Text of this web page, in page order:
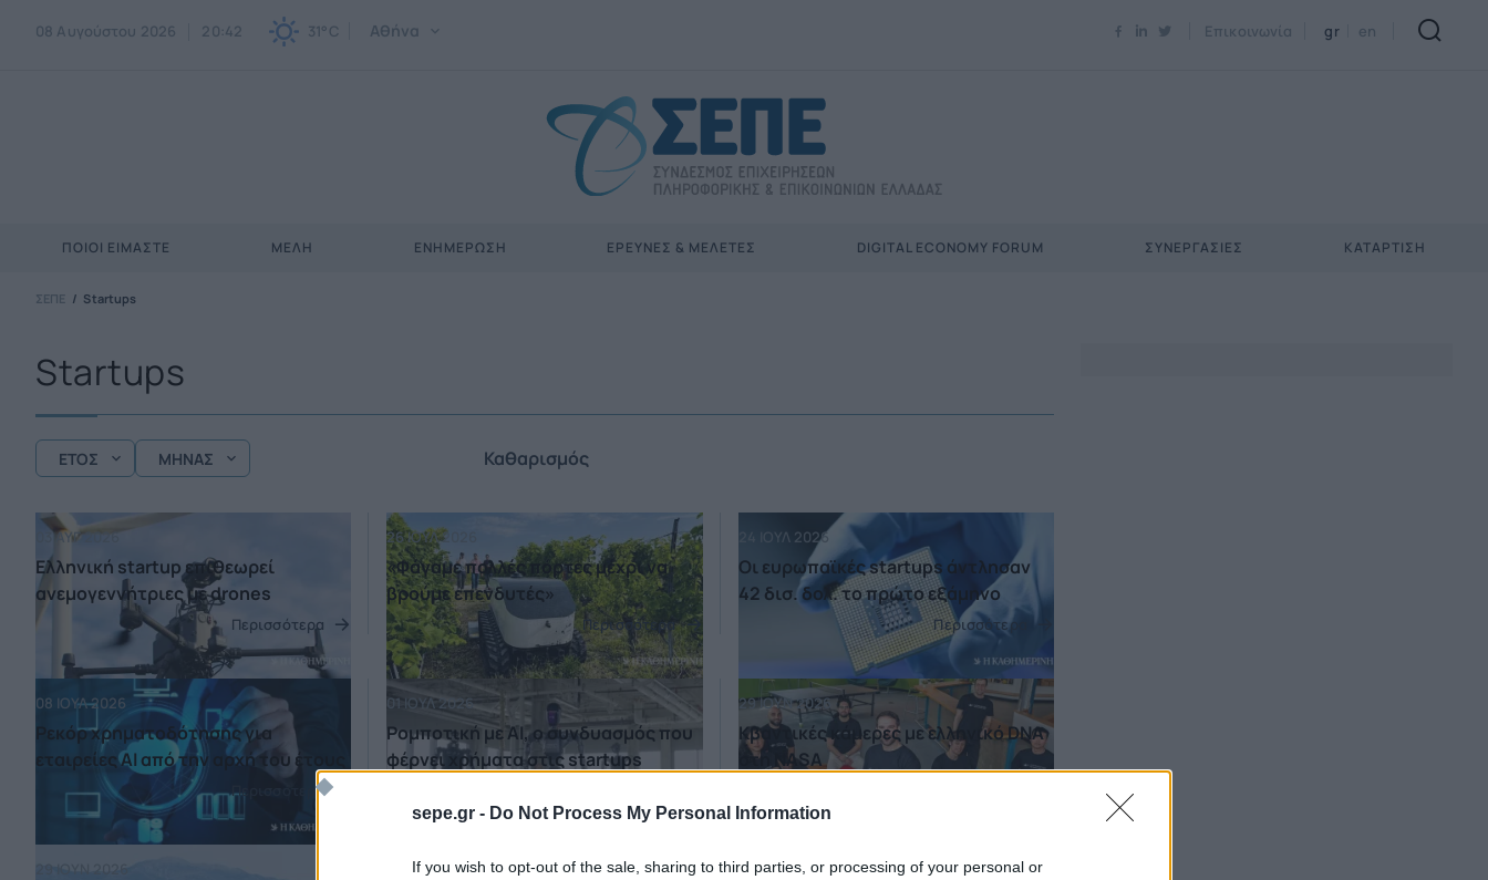
sepe.gr - Do Not Process My Personal Information
If you wish to opt-out of the sale, sharing to third parties, or processing of your personal or
08 Αυγούστου 2026 20:42 31°C Αθήνα Επικοινωνία gr en
ΠΟΙΟΙ ΕΊΜΑΣΤΕ ΜΈΛΗ ΕΝΗΜΕΡΩΣΗ ΈΡΕΥΝΕΣ & ΜΕΛΈΤΕΣ DIGITAL ECONOMY FORUM ΣΥΝΕΡΓΑΣΊΕΣ ΚΑΤΆΡΤΙΣΗ
ΣΕΠΕ Startups
Startups
ΕΤΟΣ ΜΗΝΑΣ Καθαρισμός
03 ΑΥΓ 2026
Ελληνική startup επιθεωρεί
ανεμογεννήτριες με drones
Περισσότερα
26 ΙΟΥΛ 2026
«Φάγαμε πολλές πόρτες μέχρι να
βρούμε επενδυτές»
Περισσότερα
24 ΙΟΥΛ 2026
Οι ευρωπαϊκές startups άντλησαν
42 δισ. δολ. το πρώτο εξάμηνο
Περισσότερα
08 ΙΟΥΛ 2026
Ρεκόρ χρηματοδότησης για
εταιρείες AI από την αρχή του έτους
Περισσότερα
01 ΙΟΥΛ 2026
Ρομποτική με ΑΙ, ο συνδυασμός που
φέρνει χρήματα στις startups
29 ΙΟΥΝ 2026
Κβαντικές κάμερες με ελληνικό DNA
στη NASA
23 ΙΟΥΝ 2026 23 ΙΟΥΝ 2026
Newsletter Email*